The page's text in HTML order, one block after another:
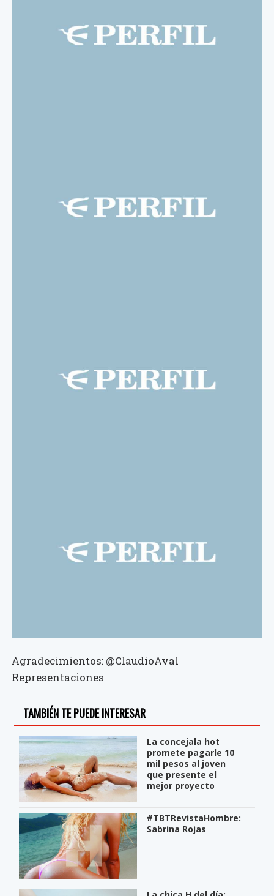
Agradecimientos: @ClaudioAval
Representaciones
TAMBIÉN TE PUEDE INTERESAR
La concejala hot
promete pagarle 10
mil pesos al joven
que presente el
mejor proyecto
#TBTRevistaHombre:
Sabrina Rojas